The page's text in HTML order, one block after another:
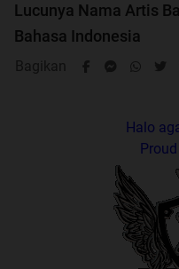
Lucunya Nama Artis
Bahasa Indonesia
Bagikan
Halo